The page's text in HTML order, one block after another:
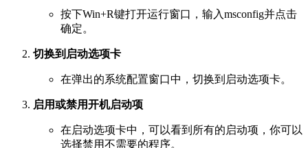
按下Win+R键打开运行窗口，输入msconfig并点击
确定。
切换到启动选项卡
在弹出的系统配置窗口中，切换到启动选项卡。
启用或禁用开机启动项
在启动选项卡中，可以看到所有的启动项，你可以
选择禁用不需要的程序。